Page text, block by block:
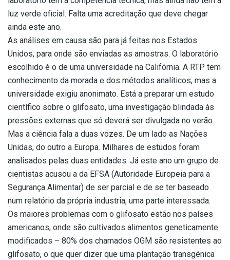
luz verde oficial. Falta uma acreditação que deve chegar
ainda este ano.
As análises em causa são para já feitas nos Estados
Unidos, para onde são enviadas as amostras. O laboratório
escolhido é o de uma universidade na Califórnia. A RTP tem
conhecimento da morada e dos métodos analíticos, mas a
universidade exigiu anonimato. Está a preparar um estudo
científico sobre o glifosato, uma investigação blindada às
pressões externas que só deverá ser divulgada no verão.
Mas a ciência fala a duas vozes. De um lado as Nações
Unidas, do outro a Europa. Milhares de estudos foram
analisados pelas duas entidades. Já este ano um grupo de
cientistas acusou a da EFSA (Autoridade Europeia para a
Segurança Alimentar) de ser parcial e de se ter baseado
num relatório da própria industria, uma parte interessada.
Os maiores problemas com o glifosato estão nos países
americanos, onde são cultivados alimentos geneticamente
modificados – 80% dos chamados OGM são resistentes ao
glifosato, o que quer dizer que uma plantação transgénica